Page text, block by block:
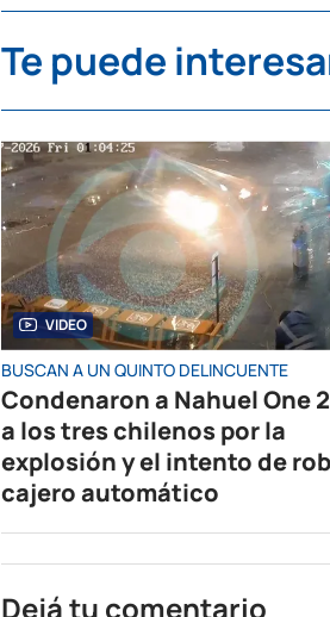
Te puede
VIDEO
BUSCAN A UN QUINTO DELINCUENTE
Condenaron a Nahuel One
a los tres chilenos por la
explosión y el intento de
cajero automático
Dejá tu comentario